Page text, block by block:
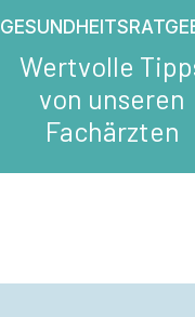
Wertvolle
von unseren
Fachärzten